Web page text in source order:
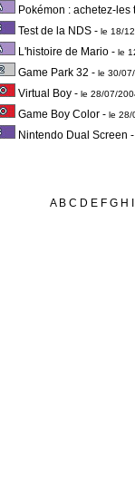
Pokémon : achetez-les
Test de la NDS - le 18/
L'histoire de Mario - le
Game Park 32 - le 30/
Virtual Boy - le 28/07/
Game Boy Color - le 28/
Nintendo Dual Screen
A B C D E F G H